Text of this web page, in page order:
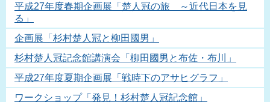
平成27年度春期企画展「楚人冠の旅 ～近代日本を見
る」
企画展「杉村楚人冠と柳田國男」
杉村楚人冠記念館講演会「柳田國男と布佐・布川」
平成27年度夏期企画展「戦時下のアサヒグラフ」
ワークショップ「発見！杉村楚人冠記念館」